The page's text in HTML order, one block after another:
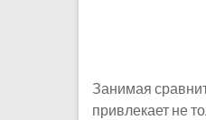
Занимая
привлекает не